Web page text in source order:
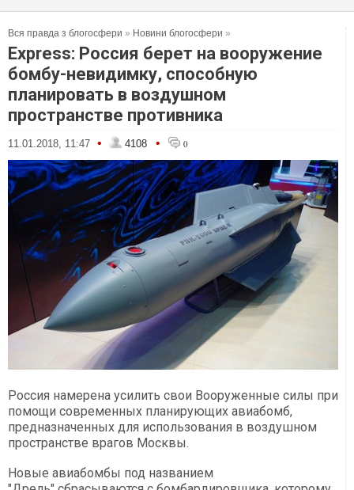
Вся правда з блогосфери » Новини блогосфери »
Express: Россия берет на вооружение
бомбу-невидимку, способную
планировать в воздушном
пространстве противника
11.01.2018, 11:47 • 4108 • 0
Россия намерена усилить свои Вооруженные силы при
помощи современных планирующих авиабомб,
предназначенных для использования в воздушном
пространстве врагов Москвы.
Новые авиабомбы под названием